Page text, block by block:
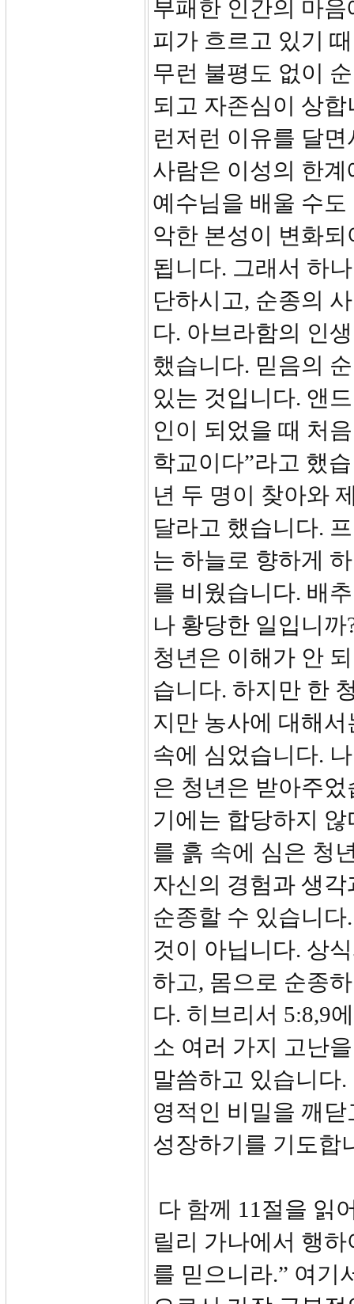
부패한 인간의 마
피가 흐르고 있기
무런 불평도 없이
되고 자존심이 상
런저런 이유를 달
사람은 이성의 한
예수님을 배울 수
악한 본성이 변화
됩니다. 그래서 하
단하시고, 순종의
다. 아브라함의 인
했습니다. 믿음의
있는 것입니다. 앤
인이 되었을 때 처
학교이다”라고 했
년 두 명이 찾아와
달라고 했습니다.
는 하늘로 향하게
를 비웠습니다. 배
나 황당한 일입니
청년은 이해가 안
습니다. 하지만 한
지만 농사에 대해
속에 심었습니다.
은 청년은 받아주
기에는 합당하지
를 흙 속에 심은 청
자신의 경험과 생
순종할 수 있습니
것이 아닙니다. 상
하고, 몸으로 순종
다. 히브리서 5:8,9
소 여러 가지 고난
말씀하고 있습니다
영적인 비밀을 깨
성장하기를 기도합
다 함께 11절을 읽
릴리 가나에서 행
를 믿으니라.” 여기